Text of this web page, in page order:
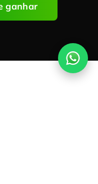
ganhar